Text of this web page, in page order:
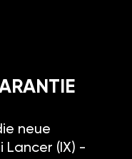
neue
Lancer (IX) -